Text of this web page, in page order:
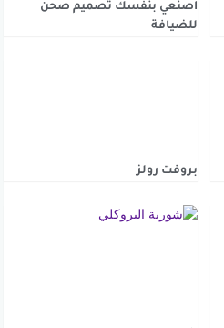
اصنعي بنفسك تصميم صحن
للضيافة
بروفت رولز